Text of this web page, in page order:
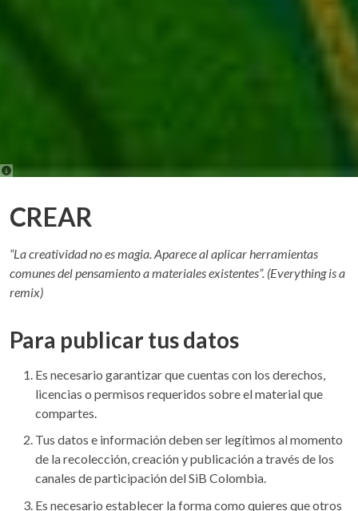
CREAR
“La creatividad no es magia. Aparece al aplicar herramientas
comunes del pensamiento a materiales existentes”. (Everything is a
remix)
Para publicar tus datos
Es necesario garantizar que cuentas con los derechos,
licencias o permisos requeridos sobre el material que
compartes.
Tus datos e información deben ser legítimos al momento
de la recolección, creación y publicación a través de los
canales de participación del SiB Colombia.
Es necesario establecer la forma como quieres que otros